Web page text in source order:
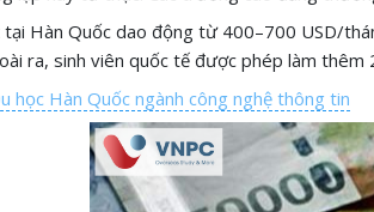
tại Hàn Quốc dao động từ 400–700 USD/
ra, sinh viên quốc tế được phép làm
học Hàn Quốc ngành công nghệ thông tin